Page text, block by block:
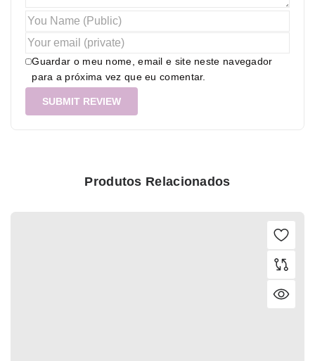
Guardar o meu nome, email e site neste navegador
para a próxima vez que eu comentar.
Produtos Relacionados